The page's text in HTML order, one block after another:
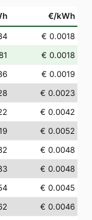
€/kWh
€ 0.0018
€ 0.0018
€ 0.0019
€ 0.0023
€ 0.0042
€ 0.0052
€ 0.0048
€ 0.0048
€ 0.0045
€ 0.0046